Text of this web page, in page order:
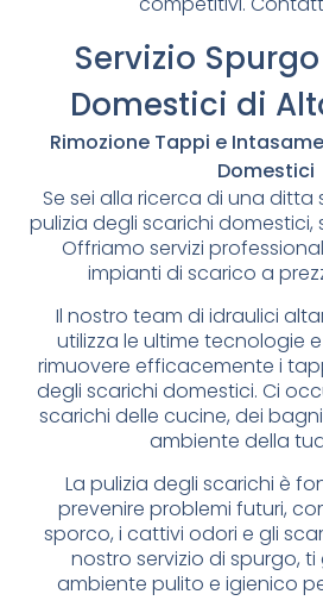
Servizio
Domestici di
Rimozione Tappi e
Domestici
Se sei alla ricerca di una ditta
pulizia degli scarichi domestici,
Offriamo servizi
impianti di scarico a
Il nostro team di idraulici
utilizza le ultime tecnologie
rimuovere efficacemente i
degli scarichi domestici. Ci
scarichi delle cucine, dei
ambiente della
La pulizia degli scarichi è
prevenire problemi futuri,
sporco, i cattivi odori e gli
nostro servizio di spurgo,
ambiente pulito e igienico